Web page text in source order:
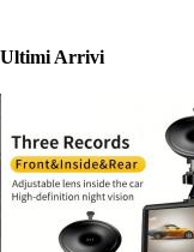
Ultimi Arrivi